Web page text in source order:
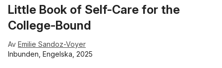
Little Book of Self-Care for the
College-Bound
Av Emilie Sandoz-Voyer
Inbunden, Engelska, 2025